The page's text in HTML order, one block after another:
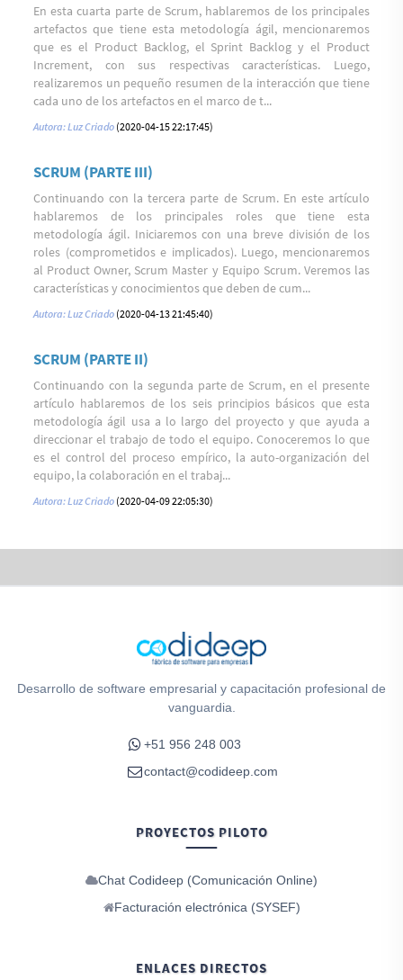
En esta cuarta parte de Scrum, hablaremos de los principales
artefactos que tiene esta metodología ágil, mencionaremos
que es el Product Backlog, el Sprint Backlog y el Product
Increment, con sus respectivas características. Luego,
realizaremos un pequeño resumen de la interacción que tiene
cada uno de los artefactos en el marco de t...
Autora: Luz Criado (2020-04-15 22:17:45)
SCRUM (PARTE III)
Continuando con la tercera parte de Scrum. En este artículo
hablaremos de los principales roles que tiene esta
metodología ágil. Iniciaremos con una breve división de los
roles (comprometidos e implicados). Luego, mencionaremos
al Product Owner, Scrum Master y Equipo Scrum. Veremos las
características y conocimientos que deben de cum...
Autora: Luz Criado (2020-04-13 21:45:40)
SCRUM (PARTE II)
Continuando con la segunda parte de Scrum, en el presente
artículo hablaremos de los seis principios básicos que esta
metodología ágil usa a lo largo del proyecto y que ayuda a
direccionar el trabajo de todo el equipo. Conoceremos lo que
es el control del proceso empírico, la auto-organización del
equipo, la colaboración en el trabaj...
Autora: Luz Criado (2020-04-09 22:05:30)
Desarrollo de software empresarial y capacitación profesional de
vanguardia.
+51 956 248 003
contact@codideep.com
PROYECTOS PILOTO
Chat Codideep (Comunicación Online)
Facturación electrónica (SYSEF)
ENLACES DIRECTOS